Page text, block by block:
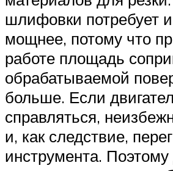
шлифовки потребует
мощнее, потому что
работе площадь
обрабатываемой
больше. Если
справляться,
и, как следствие,
инструмента.